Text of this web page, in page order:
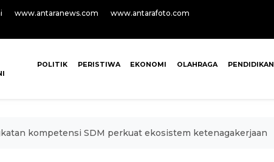
www.antaranews.com
www.antarafoto.com
POLITIK PERISTIWA EKONOMI OLAHRAGA PENDIDIKAN
kompetensi SDM perkuat ekosistem ketenagakerjaan